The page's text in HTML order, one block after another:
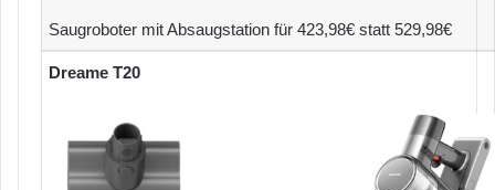
Saugroboter mit Absaugstation für 423,98€ statt 529,98€
Dreame T20